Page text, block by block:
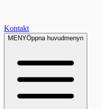
Kontakt
MENYÖppna huvudmenyn